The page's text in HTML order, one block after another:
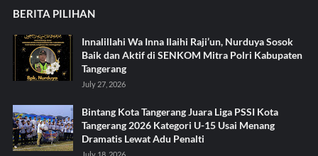
BERITA PILIHAN
Innalillahi Wa Inna Ilaihi Raji’un, Nurduya Sosok
Baik dan Aktif di SENKOM Mitra Polri Kabupaten
Tangerang
July 27, 2026
Bintang Kota Tangerang Juara Liga PSSI Kota
Tangerang 2026 Kategori U-15 Usai Menang
Dramatis Lewat Adu Penalti